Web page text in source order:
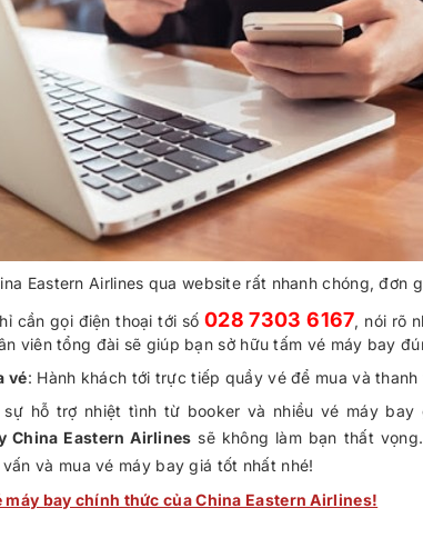
Eastern Airlines qua website rất nhanh chóng, đơn
cần gọi điện thoại tới số028 7303 6167, nói rõ
viên tổng đài sẽ giúp bạn sở hữu tấm vé máy bay
vé: Hành khách tới trực tiếp quầy vé để mua và
hỗ trợ nhiệt tình từ booker và nhiều vé máy bay
China Eastern Airlines sẽ không làm bạn thất
và mua vé máy bay giá tốt nhất nhé!
bay chính thức của China Eastern Airlines!